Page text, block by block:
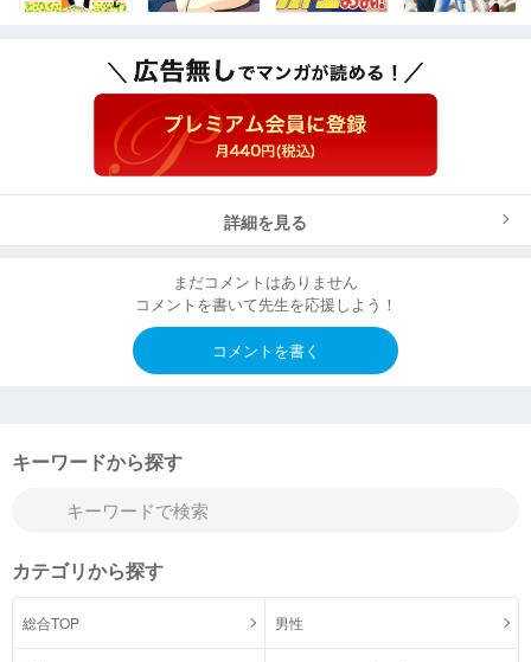
詳細を見る
まだコメントはありません
コメントを書いて先生を応援しよう！
コメントを書く
キーワードから探す
カテゴリから探す
総合TOP 男性